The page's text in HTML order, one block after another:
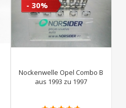
- 30%
Nockenwelle Opel Combo B
aus 1993 zu 1997